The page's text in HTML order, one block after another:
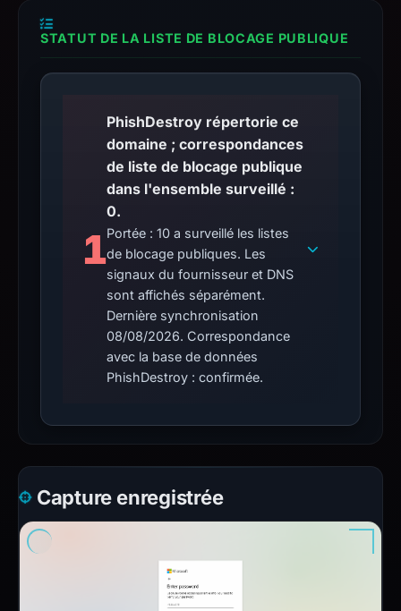
STATUT DE LA LISTE DE BLOCAGE PUBLIQUE
1
PhishDestroy répertorie ce
domaine ; correspondances
de liste de blocage publique
dans l'ensemble surveillé :
0.
Portée : 10 a surveillé les listes
de blocage publiques. Les
signaux du fournisseur et DNS
sont affichés séparément.
Dernière synchronisation
08/08/2026. Correspondance
avec la base de données
PhishDestroy : confirmée.
Capture enregistrée